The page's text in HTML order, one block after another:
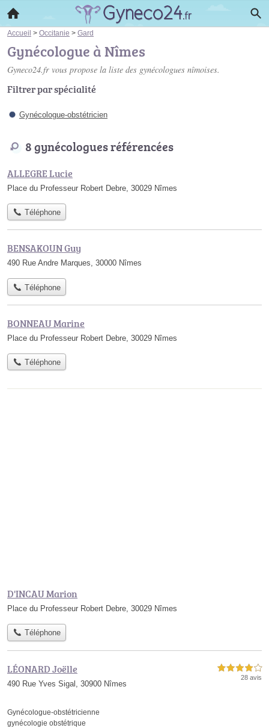
Accueil > Occitanie > Gard
Gynécologue à Nîmes
Gyneco24.fr vous propose la liste des gynécologues nîmoises.
Filtrer par spécialité
Gynécologue-obstétricien
8 gynécologues référencées
ALLEGRE Lucie
Place du Professeur Robert Debre, 30029 Nîmes
Téléphone
BENSAKOUN Guy
490 Rue Andre Marques, 30000 Nîmes
Téléphone
BONNEAU Marine
Place du Professeur Robert Debre, 30029 Nîmes
Téléphone
D'INCAU Marion
Place du Professeur Robert Debre, 30029 Nîmes
Téléphone
LÉONARD Joëlle
490 Rue Yves Sigal, 30900 Nîmes
4,0 étoiles sur 5
28 avis
Gynécologue-obstétricienne
gynécologie obstétrique